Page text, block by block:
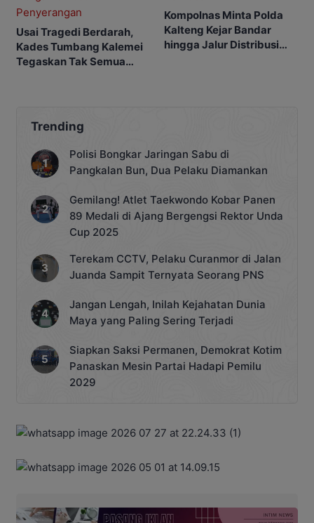
Usai Tragedi Berdarah,
Kades Tumbang Kalemei
Tegaskan Tak Semua
Kompolnas Minta Polda
Kalteng Kejar Bandar
hingga Jalur Distribusi
Trending
Polisi Bongkar Jaringan Sabu di
Pangkalan Bun, Dua Pelaku Diamankan
Gemilang! Atlet Taekwondo Kobar Panen
89 Medali di Ajang Bergengsi Rektor Unda
Cup 2025
Terekam CCTV, Pelaku Curanmor di Jalan
Juanda Sampit Ternyata Seorang PNS
Jangan Lengah, Inilah Kejahatan Dunia
Maya yang Paling Sering Terjadi
Siapkan Saksi Permanen, Demokrat Kotim
Panaskan Mesin Partai Hadapi Pemilu
2029